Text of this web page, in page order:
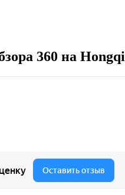
360 на Hongqi